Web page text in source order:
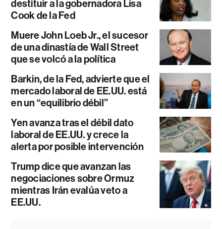
destituir a la gobernadora Lisa
Cook de la Fed
Muere John Loeb Jr., el sucesor
de una dinastía de Wall Street
que se volcó a la política
Barkin, de la Fed, advierte que el
mercado laboral de EE.UU. está
en un “equilibrio débil”
Yen avanza tras el débil dato
laboral de EE.UU. y crece la
alerta por posible intervención
Trump dice que avanzan las
negociaciones sobre Ormuz
mientras Irán evalúa veto a
EE.UU.